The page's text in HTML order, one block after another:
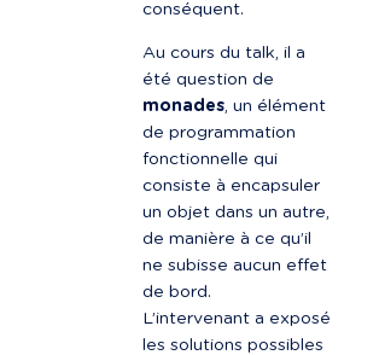
conséquent.
Au cours du talk, il a
été question de
monades, un élément
de programmation
fonctionnelle qui
consiste à encapsuler
un objet dans un autre,
de manière à ce qu’il
ne subisse aucun effet
de bord.
L’intervenant a exposé
les solutions possibles